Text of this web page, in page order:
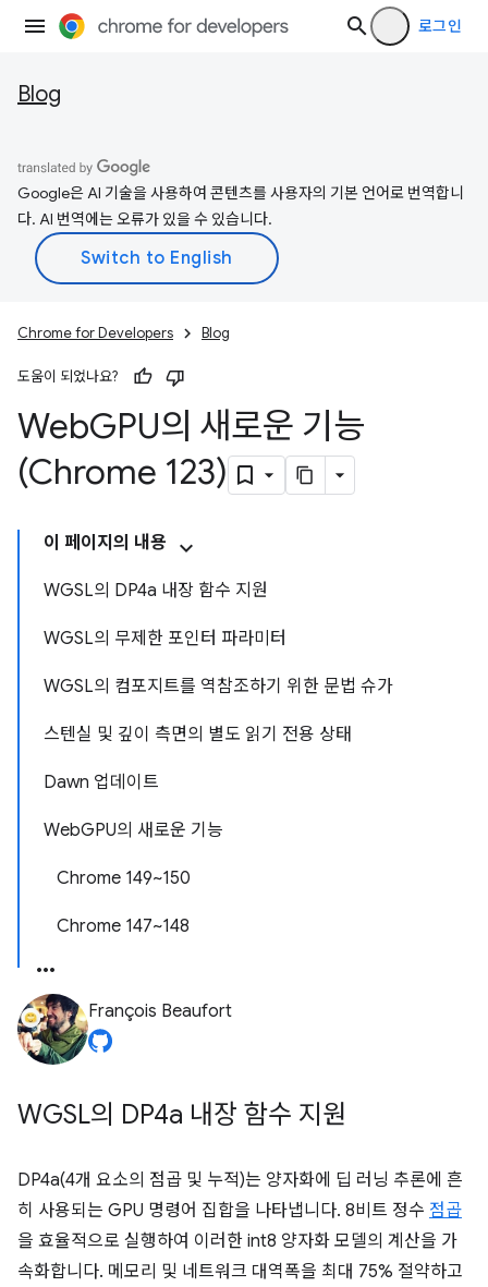
로그인
Blog
Google은 AI 기술을 사용하여 콘텐츠를 사용자의 기본 언어로 번역합니
다. AI 번역에는 오류가 있을 수 있습니다.
Chrome for Developers Blog
도움이 되었나요?
WebGPU의 새로운 기능
(Chrome 123)
이 페이지의 내용
WGSL의 DP4a 내장 함수 지원
WGSL의 무제한 포인터 파라미터
WGSL의 컴포지트를 역참조하기 위한 문법 슈가
스텐실 및 깊이 측면의 별도 읽기 전용 상태
Dawn 업데이트
WebGPU의 새로운 기능
Chrome 149~150
Chrome 147~148
François Beaufort
WGSL의 DP4a 내장 함수 지원
DP4a(4개 요소의 점곱 및 누적)는 양자화에 딥 러닝 추론에 흔
히 사용되는 GPU 명령어 집합을 나타냅니다. 8비트 정수 점곱
을 효율적으로 실행하여 이러한 int8 양자화 모델의 계산을 가
속화합니다. 메모리 및 네트워크 대역폭을 최대 75% 절약하고